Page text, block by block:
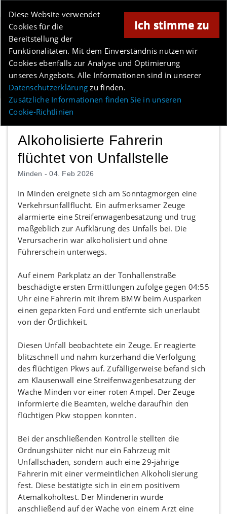
Ich stimme zu
Diese Website verwendet
Cookies für die
Bereitstellung der
Funktionalitäten. Mit dem Einverständnis nutzen wir
Cookies ebenfalls zur Analyse und Optimierung
unseres Angebots. Alle Informationen sind in unserer
Datenschutzerklärung zu finden.
Zusätzliche Informationen finden Sie in unseren
Cookie-Richtlinien
Anzeige
Menü
Alkoholisierte Fahrerin
flüchtet von Unfallstelle
Minden -04. Feb 2026
In Minden ereignete sich am Sonntagmorgen eine
Verkehrsunfallflucht. Ein aufmerksamer Zeuge
alarmierte eine Streifenwagenbesatzung und trug
maßgeblich zur Aufklärung des Unfalls bei. Die
Verursacherin war alkoholisiert und ohne
Führerschein unterwegs.
Auf einem Parkplatz an der Tonhallenstraße
beschädigte ersten Ermittlungen zufolge gegen 04:55
Uhr eine Fahrerin mit ihrem BMW beim Ausparken
einen geparkten Ford und entfernte sich unerlaubt
von der Örtlichkeit.
Diesen Unfall beobachtete ein Zeuge. Er reagierte
blitzschnell und nahm kurzerhand die Verfolgung
des flüchtigen Pkws auf. Zufälligerweise befand sich
am Klausenwall eine Streifenwagenbesatzung der
Wache Minden vor einer roten Ampel. Der Zeuge
informierte die Beamten, welche daraufhin den
flüchtigen Pkw stoppen konnten.
Bei der anschließenden Kontrolle stellten die
Ordnungshüter nicht nur ein Fahrzeug mit
Unfallschäden, sondern auch eine 29-jährige
Fahrerin mit einer vermeintlichen Alkoholisierung
fest. Diese bestätigte sich in einem positivem
Atemalkoholtest. Der Mindenerin wurde
anschließend auf der Wache von einem Arzt eine